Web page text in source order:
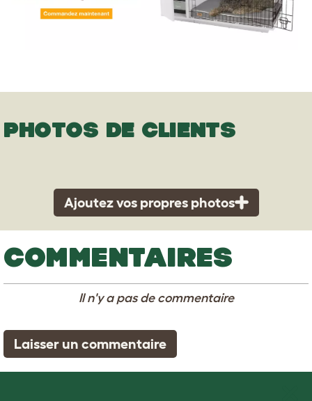
PHOTOS DE CLIENTS
Ajoutez vos propres photos
COMMENTAIRES
Il n'y a pas de commentaire
Laisser un commentaire